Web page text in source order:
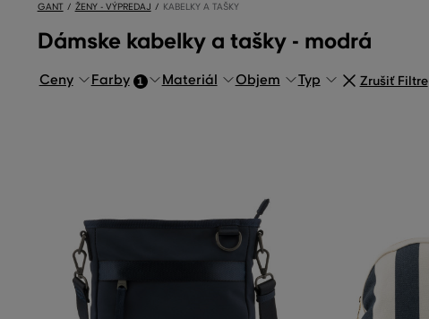
GANT ŽENY - VÝPREDAJ KABELKY A TAŠKY
Dámske kabelky a tašky - modrá
Ceny Farby 1 Materiál Objem Typ Zrušiť Filtre